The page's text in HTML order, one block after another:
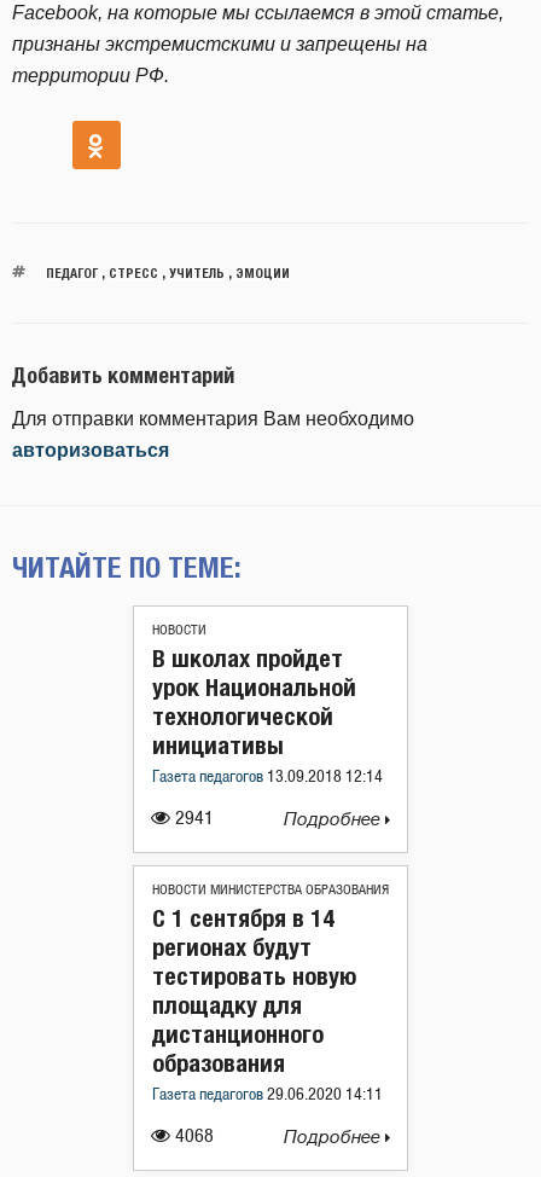
Facebook, на которые мы ссылаемся в этой статье,
признаны экстремистскими и запрещены на
территории РФ.
ПЕДАГОГ, СТРЕСС УЧИТЕЛЬ ЭМОЦИИ
Добавить комментарий
Для отправки комментария Вам необходимо
авторизоваться
ЧИТАЙТЕ ПО ТЕМЕ:
НОВОСТИ
2941
В школах пройдет
урок Национальной
технологической
инициативы
Газета педагогов 13.09.2018 12:14
Подробнее
НОВОСТИ МИНИСТЕРСТВА ОБРАЗОВАНИЯ
4068
С 1 сентября в 14
регионах будут
тестировать новую
площадку для
дистанционного
образования
Газета педагогов 29.06.2020 14:11
Подробнее